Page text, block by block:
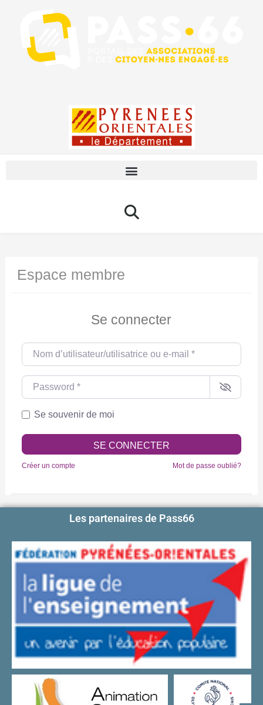
Espace membre
Se connecter
Nom d’utilisateur/utilisatrice ou e-mail
Password
Se souvenir de moi
SE CONNECTER
Créer un compte Mot de passe oublié?
Les partenaires de Pass66